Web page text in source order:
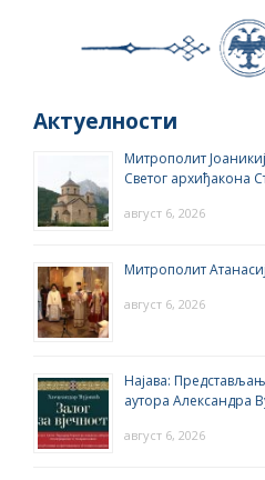
Актуелности
Митрополит
Светог архиђакона
август 6, 2026
Митрополит
август 6, 2026
Најава:
аутора Александра
август 6, 2026